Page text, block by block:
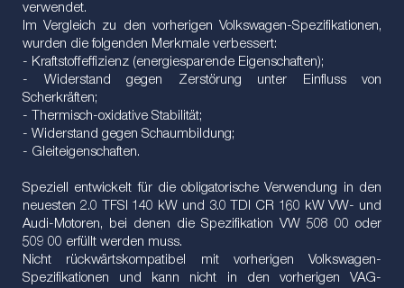
verwendet.
Im Vergleich zu den vorherigen Volkswagen-Spezifikationen,
wurden die folgenden Merkmale verbessert:
- Kraftstoffeffizienz (energiesparende Eigenschaften);
- Widerstand gegen Zerstörung unter Einfluss von
Scherkräften;
- Thermisch-oxidative Stabilität;
- Widerstand gegen Schaumbildung;
- Gleiteigenschaften.
Speziell entwickelt für die obligatorische Verwendung in den
neuesten 2.0 TFSI 140 kW und 3.0 TDI CR 160 kW VW- und
Audi-Motoren, bei denen die Spezifikation VW 508 00 oder
509 00 erfüllt werden muss.
Nicht rückwärtskompatibel mit vorherigen Volkswagen-
Spezifikationen und kann nicht in den vorherigen VAG-